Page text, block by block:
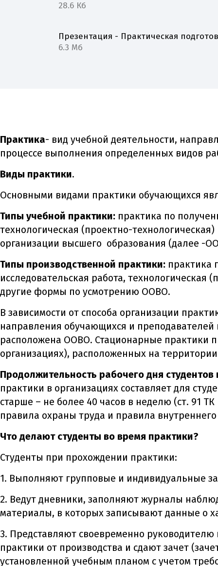
28.6 Кб
Презентация - Практическая
6.3 Мб
Практика- вид учебной деятельности,
процессе выполнения определенных видов
Виды практики.
Основными видами практики обучающихся
Типы учебной практики: практика по
технологическая (проектно-
организации высшего образования (далее -
Типы производственной практики: практика
исследовательская работа,
другие формы по усмотрению ООВО.
В зависимости от способа организации
направления обучающихся и
расположена ООВО. Стационарные практики
организациях), расположенных на
Продолжительность рабочего дня
практики в организациях составляет для
старше – не более 40 часов в неделю (ст. 91
правила охраны труда и правила
Что делают студенты во время практики?
Студенты при прохождении практики:
1. Выполняют групповые и индивидуальные
2. Ведут дневники, заполняют журналы
материалы, в которых записывают данные о
3. Представляют своевременно
практики от производства и сдают зачет
установленной учебным планом с учетом